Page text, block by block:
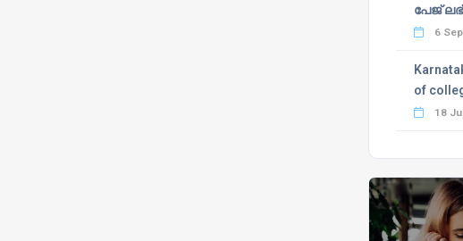
പേജ്
6
of
18